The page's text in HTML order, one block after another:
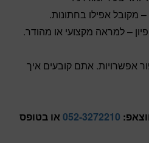
מקובל אפילו בחתונות.
– למראה מקצועי או מהודר.
אפשרויות. אתם קובעים איך
052-3272210 או בטופס